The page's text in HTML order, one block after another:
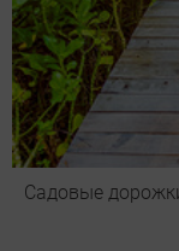
Садовые